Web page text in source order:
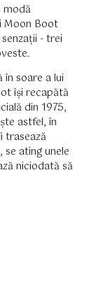
modă
Moon Boot
- trei
în soare a lui
își recapătă
din 1975,
astfel, în
trasează
ating unele
niciodată să